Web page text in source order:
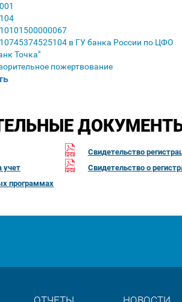
в ГУ банка России по ЦФО
Точка"
пожертвование
учет
Свидетельство
Свидетельство о
программах